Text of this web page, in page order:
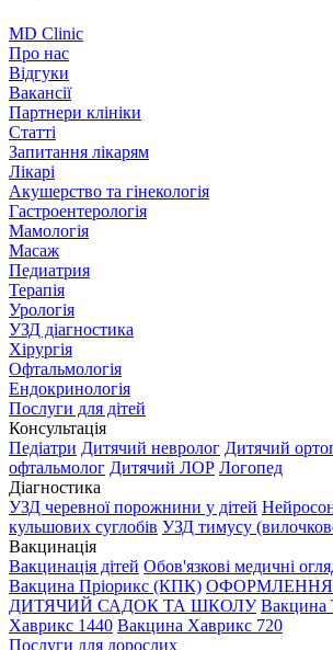
MD Clinic
Про нас
Відгуки
Вакансії
Партнери клініки
Статті
Запитання лікарям
Лікарі
Акушерство та гінекологія
Гастроентерологія
Мамологія
Масаж
Педиатрия
Терапія
Урологія
УЗД діагностика
Хірургія
Офтальмологія
Ендокринологія
Послуги для дітей
Консультація
Педіатри Дитячий невролог Дитячий
офтальмолог Дитячий ЛОР Логопед
Діагностика
УЗД черевної порожнини у дітей
кульшових суглобів УЗД тимусу
Вакцинація
Вакцинація дітей Обов'язкові медичні
Вакцина Пріорикс (КПК)
ДИТЯЧИЙ САДОК ТА ШКОЛУ Вакцина
Хаврикс 1440 Вакцина Хаврикс 720
Послуги для дорослих